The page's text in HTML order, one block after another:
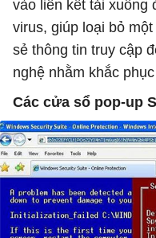
vào liên kết tải xuống
virus, giúp loại bỏ
sẻ thông tin truy cập
nghệ nhằm khắc
Các cửa sổ pop-up